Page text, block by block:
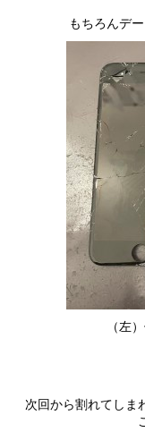
もちろんデ
（
次回から割れてしま